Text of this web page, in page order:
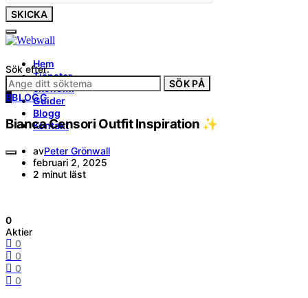
SKICKA
Hem
Tjänster
ekonomi
Guider
Blogg
Kontakt
Sök efter:
SÖK PÅ
BBLOGG
Bianca Censori Outfit Inspiration ✨
avPeter Grönwall
februari 2, 2025
2 minut läst
0
Aktier
0
0
0
0